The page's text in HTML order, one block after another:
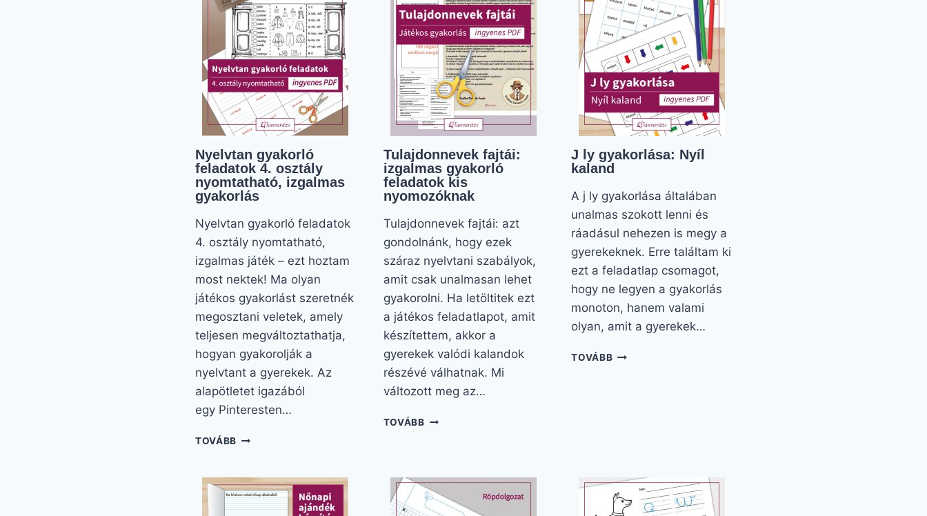
Nyelvtan gyakorló
feladatok 4. osztály
nyomtatható, izgalmas
gyakorlás
Nyelvtan gyakorló feladatok
4. osztály nyomtatható,
izgalmas játék – ezt hoztam
most nektek! Ma olyan
játékos gyakorlást szeretnék
megosztani veletek, amely
teljesen megváltoztathatja,
hogyan gyakorolják a
nyelvtant a gyerekek. Az
alapötletet igazából
egy Pinteresten…
TOVÁBB NYELVTAN
4.
OSZTÁLY
NYOMTATHATÓ,
Tulajdonnevek fajtái:
izgalmas gyakorló
feladatok kis
nyomozóknak
Tulajdonnevek fajtái: azt
gondolnánk, hogy ezek
száraz nyelvtani szabályok,
amit csak unalmasan lehet
gyakorolni. Ha letöltitek ezt
a játékos feladatlapot, amit
készítettem, akkor a
gyerekek valódi kalandok
részévé válhatnak. Mi
változott meg az…
TOVÁBB TULAJDONNEVEK
FELADATOK
KIS
NYOMOZÓKNAK
J ly gyakorlása: Nyíl
kaland
A j ly gyakorlása általában
unalmas szokott lenni és
ráadásul nehezen is megy a
gyerekeknek. Erre találtam ki
ezt a feladatlap csomagot,
hogy ne legyen a gyakorlás
monoton, hanem valami
olyan, amit a gyerekek…
TOVÁBB